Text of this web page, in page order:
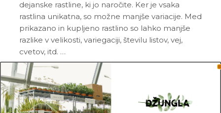
dejanske rastline, ki jo naročite. Ker je vsaka
rastlina unikatna, so možne manjše variacije. Med
prikazano in kupljeno rastlino so lahko manjše
razlike v velikosti, variegaciji, številu listov, vej,
cvetov, itd. …
Pred pošiljanjem vse rastline skrbno
pregledamo in zagotovimo, da gredo na pot
zdrave in čim bolj podobne izdelku na fotografiji.